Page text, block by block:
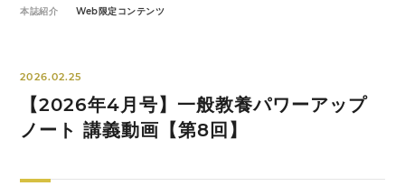
本誌紹介 Web限定コンテンツ
2026.02.25
【2026年4月号】一般教養パワーアップ
ノート 講義動画【第8回】